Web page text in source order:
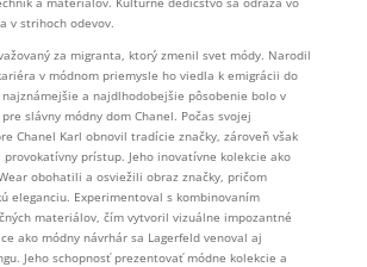
v strihoch odevov.
za migranta, ktorý zmenil svet módy. Narodil
v módnom priemysle ho viedla k emigrácii do
najznámejšie a najdlhodobejšie pôsobenie bolo v
slávny módny dom Chanel. Počas svojej
Chanel Karl obnovil tradície značky, zároveň však
prístup. Jeho inovatívne kolekcie ako
obohatili a osviežili obraz značky, pričom
eleganciu. Experimentoval s kombinovaním
materiálov, čím vytvoril vizuálne impozantné
ako módny návrhár sa Lagerfeld venoval aj
Jeho schopnosť prezentovať módne kolekcie a